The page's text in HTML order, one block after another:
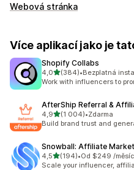
Webová stránka
Více aplikací jako je
Shopify Collabs
4,0z 5 hvězd
(384)
Celkový počet recenzí: 384
•Bezplatná
Work with influencers to
AfterShip Referral &
4,9z 5 hvězd
(1 004)
Celkový počet recenzí: 1004
•Zdarma
Build brand trust and
Snowball: Affiliate
4,5z 5 hvězd
(194)
Celkový počet recenzí: 194
•Od $249 /měsíc
Scale your influencer,